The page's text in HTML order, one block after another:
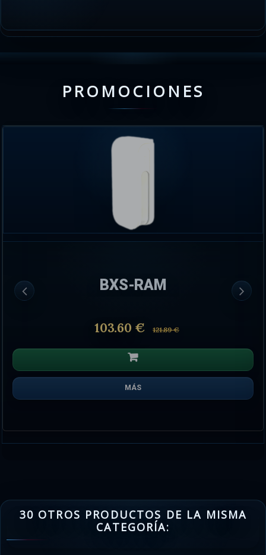
PROMOCIONES
BXS-RAM
103.60 € 121.89 €
MÁS
30 OTROS PRODUCTOS DE LA MISMA
CATEGORÍA: